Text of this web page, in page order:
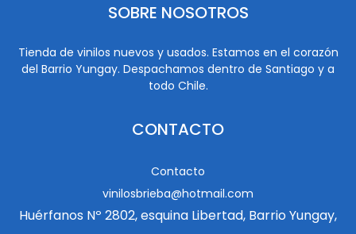
SOBRE NOSOTROS
Tienda de vinilos nuevos y usados. Estamos en el corazón
del Barrio Yungay. Despachamos dentro de Santiago y a
todo Chile.
CONTACTO
Contacto
vinilosbrieba@hotmail.com
Huérfanos Nº 2802, esquina Libertad, Barrio Yungay,